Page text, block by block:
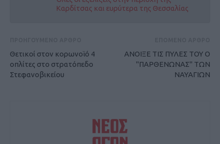
Καρδίτσας και ευρύτερα της Θεσσαλίας
Θετικοί στον κορωνοϊό 4
οπλίτες στο στρατόπεδο
Στεφανοβικείου
ΑΝΟΙΞΕ ΤΙΣ ΠΥΛΕΣ ΤΟΥ Ο
"ΠΑΡΘΕΝΩΝΑΣ" ΤΩΝ
ΝΑΥΑΓΙΩΝ